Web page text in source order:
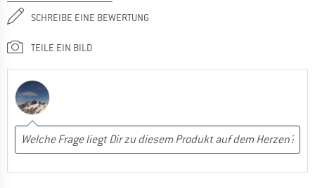
SCHREIBE EINE BEWERTUNG
TEILE EIN BILD